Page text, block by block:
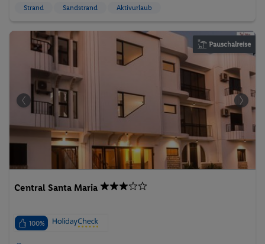
Strand Sandstrand Aktivurlaub
Pauschalreise
Central Santa Maria
100%